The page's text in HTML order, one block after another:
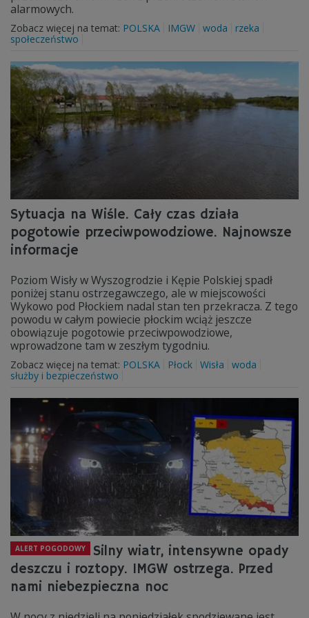
alarmowych.
Zobacz więcej na temat: POLSKA IMGW woda
rzeka
społeczeństwo
Sytuacja na Wiśle. Cały czas działa
pogotowie przeciwpowodziowe. Najnowsze
informacje
Poziom Wisły w Wyszogrodzie i Kępie Polskiej spadł
poniżej stanu ostrzegawczego, ale w miejscowości
Wykowo pod Płockiem nadal stan ten przekracza. Z tego
powodu w całym powiecie płockim wciąż jeszcze
obowiązuje pogotowie przeciwpowodziowe,
wprowadzone tam w zeszłym tygodniu.
Zobacz więcej na temat: POLSKA Płock Wisła
woda
służby i bezpieczeństwo
ALERT POGODOWY
Silny wiatr, intensywne opady
deszczu i roztopy. IMGW ostrzega. Przed
nami niebezpieczna noc